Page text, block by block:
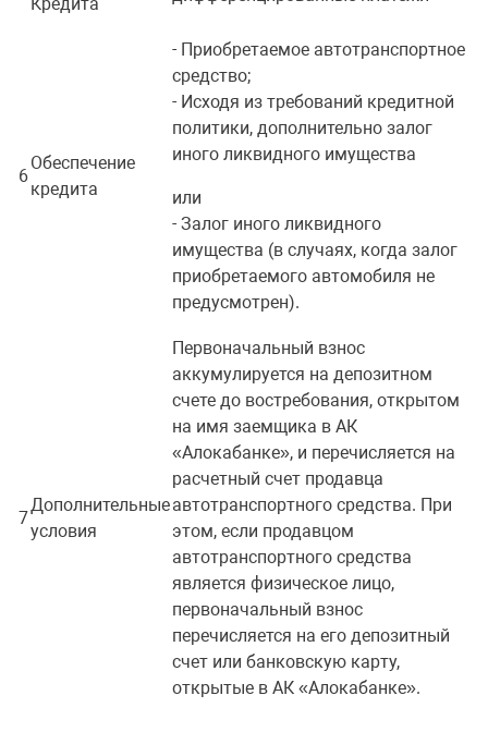
6
Обеспечение
кредита
- Приобретаемое автотранспортное
средство;
- Исходя из требований кредитной
политики, дополнительно залог
иного ликвидного имущества
или
- Залог иного ликвидного
имущества (в случаях, когда залог
приобретаемого автомобиля не
предусмотрен).
7
Дополнительные
условия
Первоначальный взнос
аккумулируется на депозитном
счете до востребования, открытом
на имя заемщика в АК
«Алокабанке», и перечисляется на
расчетный счет продавца
автотранспортного средства. При
этом, если продавцом
автотранспортного средства
является физическое лицо,
первоначальный взнос
перечисляется на его депозитный
счет или банковскую карту,
открытые в АК «Алокабанке».